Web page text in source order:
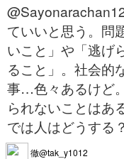
ていいと思う。問
いこと」や「逃げ
ること」。社会的
事…色々あるけど
られないことはあ
では人はどうする
徹@tak_y1012